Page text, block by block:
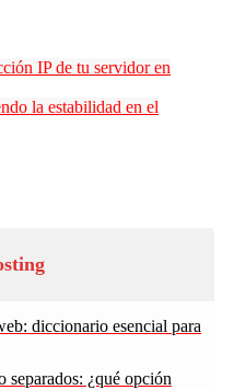
diccionario esencial para
¿qué opción
IP de tu servidor en
la estabilidad en el